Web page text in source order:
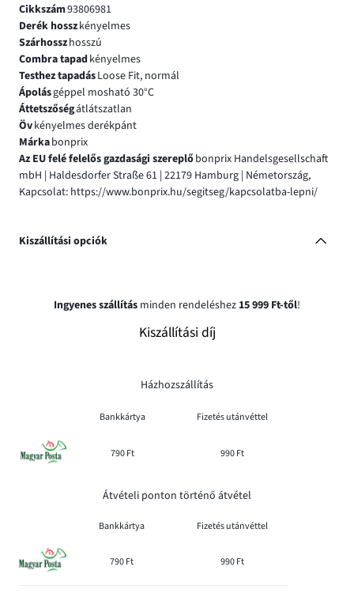
Cikkszám93806981
Derék hosszkényelmes
Szárhosszhosszú
Combra tapadkényelmes
Testhez tapadásLoose Fit, normál
Ápolásgéppel mosható 30°C
Áttetszőségátlátszatlan
Övkényelmes derékpánt
Márkabonprix
Az EU felé felelős gazdasági szereplőbonprix Handelsgesellschaft
mbH | Haldesdorfer Straße 61 | 22179 Hamburg | Németország,
Kapcsolat: https://www.bonprix.hu/segitseg/kapcsolatba-lepni/
Kiszállítási opciók
Ingyenes szállítás minden rendeléshez 15 999 Ft-től!
Kiszállítási díj
Házhozszállítás
Bankkártya Fizetés utánvéttel
790 Ft 990 Ft
Átvételi ponton történő átvétel
Bankkártya Fizetés utánvéttel
790 Ft 990 Ft